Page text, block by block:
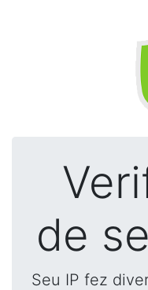
de
Seu IP fez